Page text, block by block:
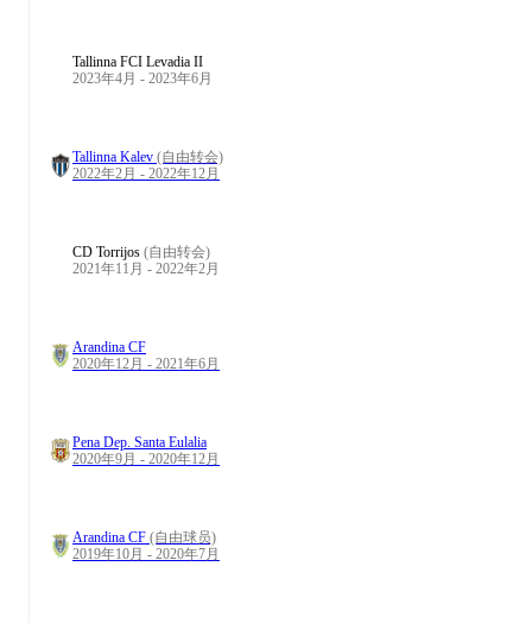
Tallinna FCI Levadia II
2023年4月 - 2023年6月
Tallinna Kalev (自由转会)
2022年2月 - 2022年12月
CD Torrijos (自由转会)
2021年11月 - 2022年2月
Arandina CF
2020年12月 - 2021年6月
Pena Dep. Santa Eulalia
2020年9月 - 2020年12月
Arandina CF (自由球员)
2019年10月 - 2020年7月